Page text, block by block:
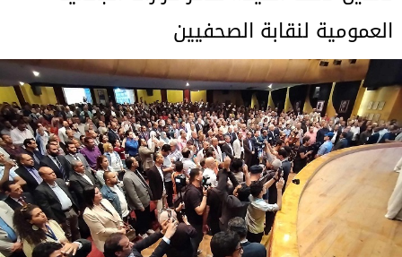
العمومية لنقابة الصحفيين